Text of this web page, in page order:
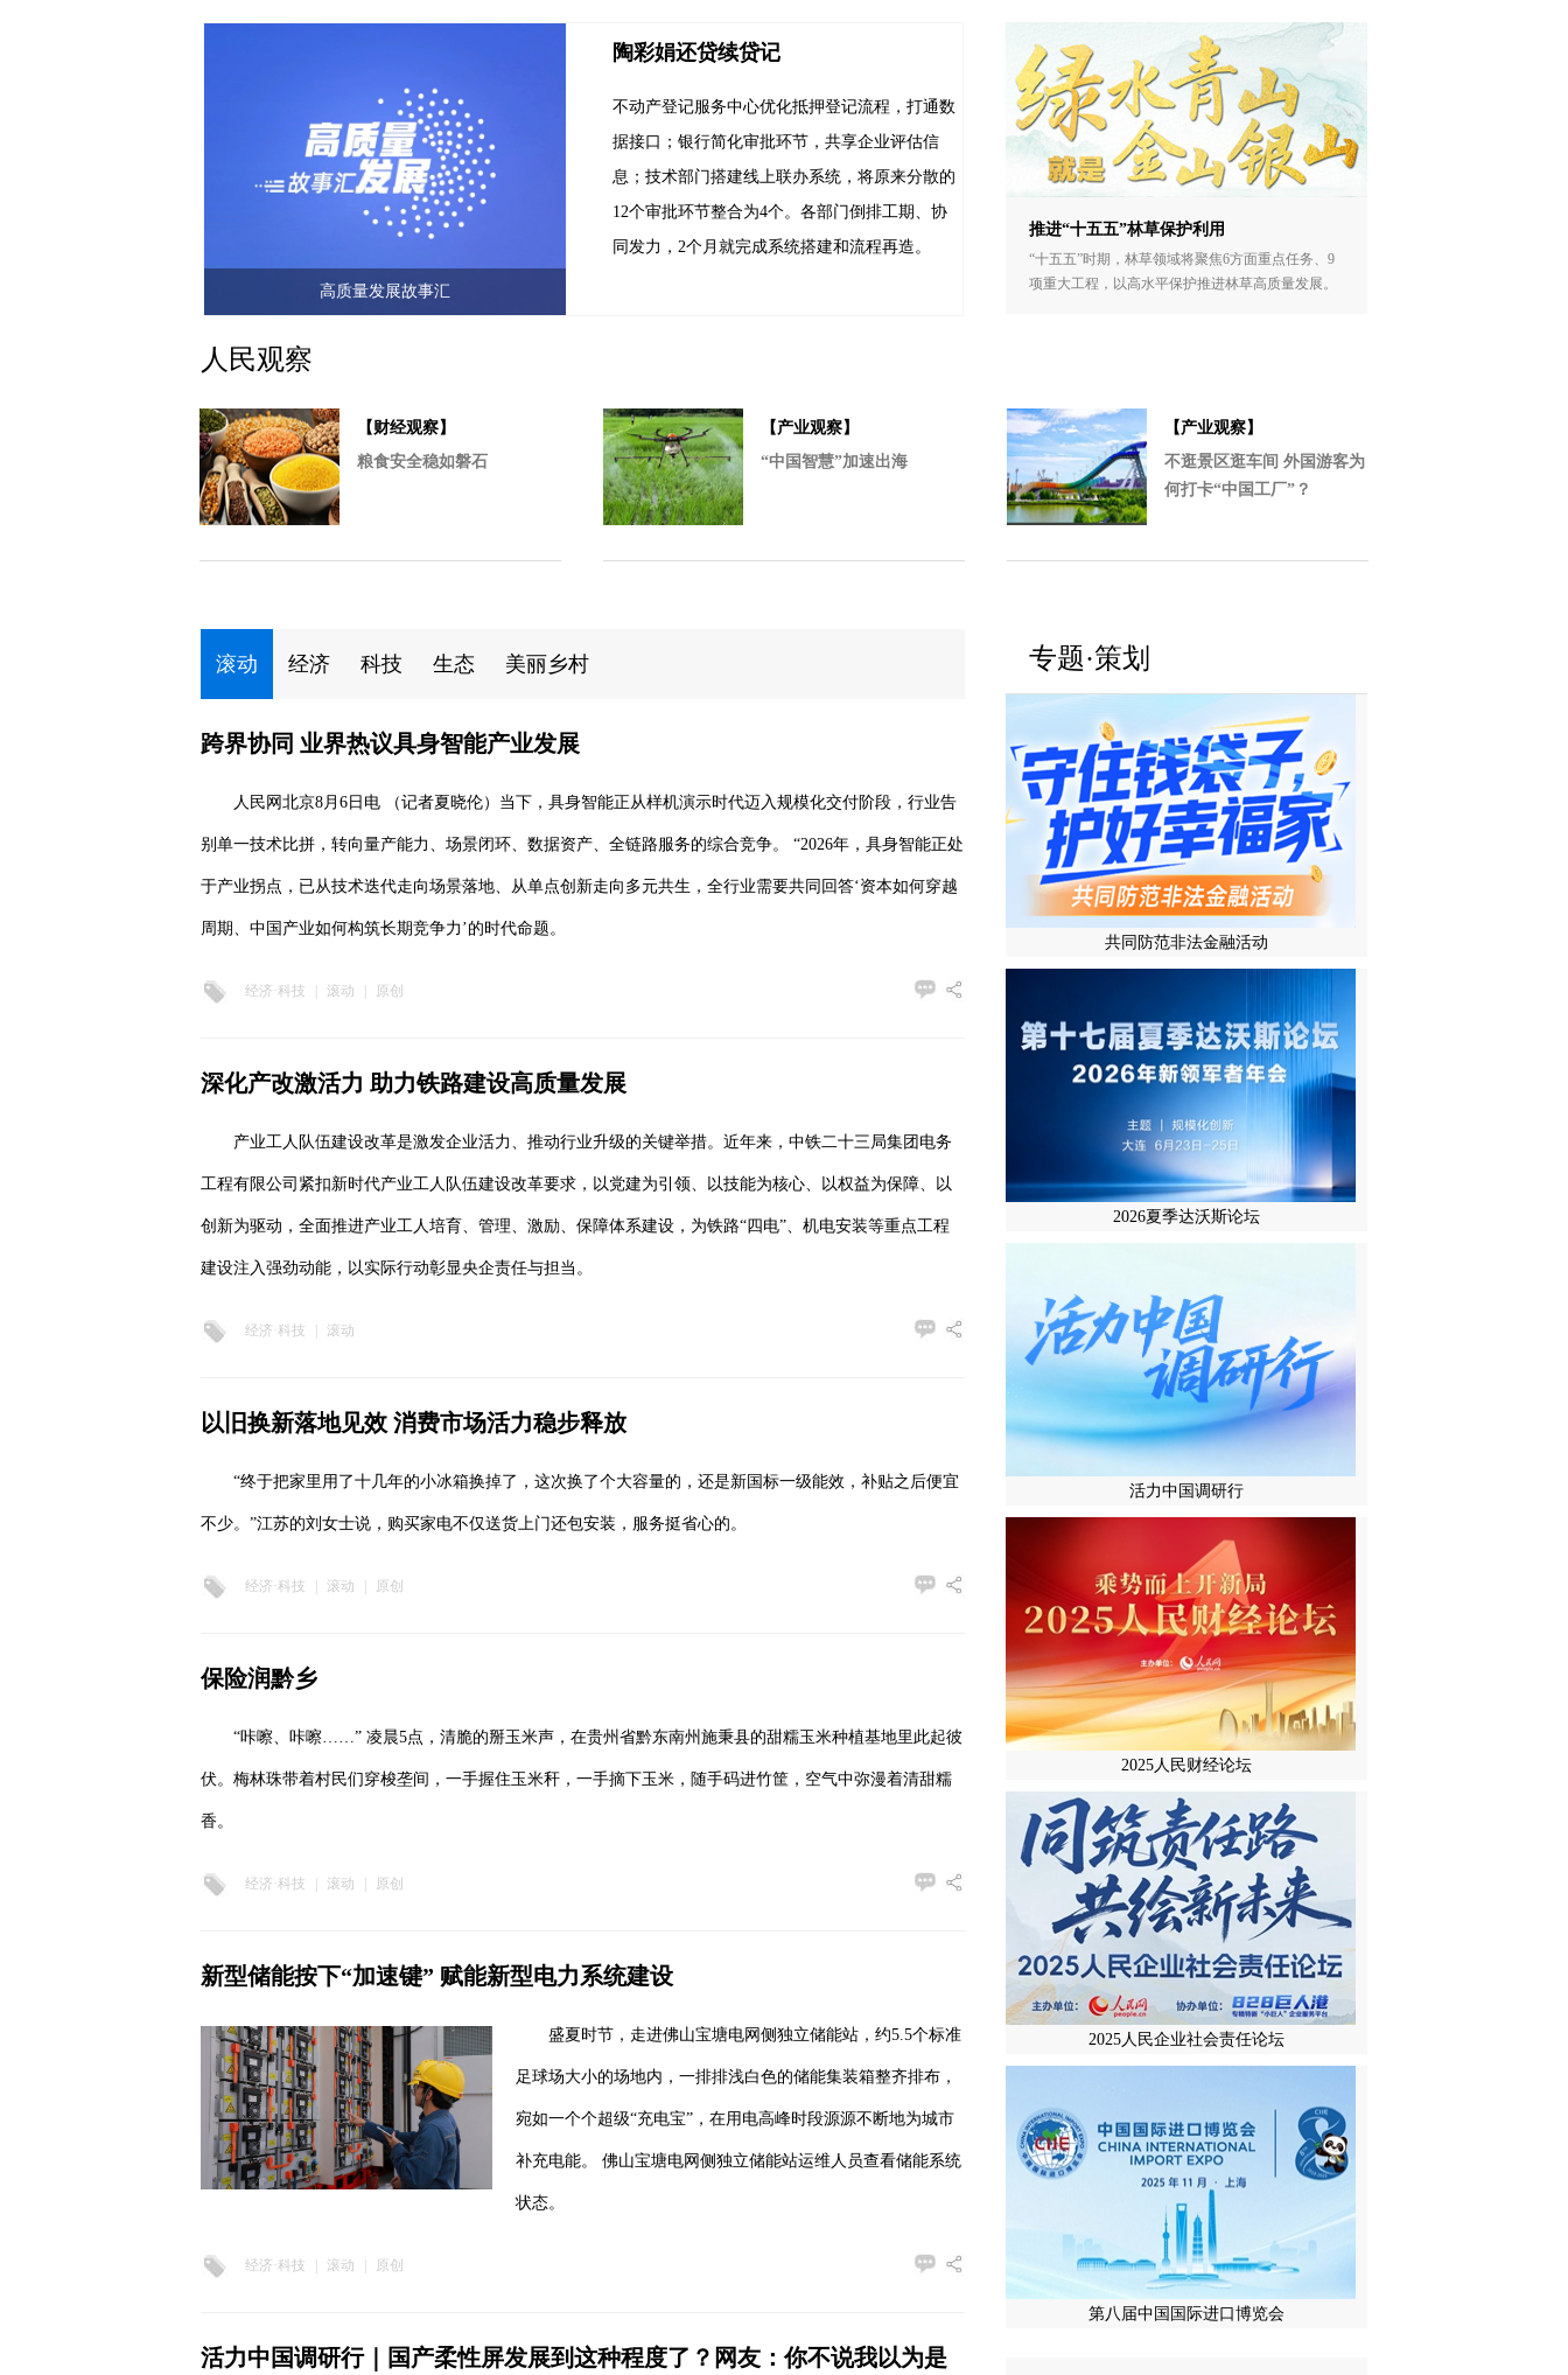
高质量发展故事汇
陶彩娟还贷续贷记
不动产登记服务中心优化抵押登记流程，打通数
据接口；银行简化审批环节，共享企业评估信
息；技术部门搭建线上联办系统，将原来分散的
12个审批环节整合为4个。各部门倒排工期、协
同发力，2个月就完成系统搭建和流程再造。
推进“十五五”林草保护利用
“十五五”时期，林草领域将聚焦6方面重点任务、9
项重大工程，以高水平保护推进林草高质量发展。
人民观察
【财经观察】
粮食安全稳如磐石
【产业观察】
“中国智慧”加速出海
【产业观察】
不逛景区逛车间 外国游客为
何打卡“中国工厂”？
滚动 经济 科技 生态 美丽乡村
跨界协同 业界热议具身智能产业发展
人民网北京8月6日电 （记者夏晓伦）当下，具身智能正从样机演示时代迈入规模化交付阶段，行业告
别单一技术比拼，转向量产能力、场景闭环、数据资产、全链路服务的综合竞争。 “2026年，具身智能正处
于产业拐点，已从技术迭代走向场景落地、从单点创新走向多元共生，全行业需要共同回答‘资本如何穿越
周期、中国产业如何构筑长期竞争力’的时代命题。
经济·科技 滚动 原创
深化产改激活力 助力铁路建设高质量发展
产业工人队伍建设改革是激发企业活力、推动行业升级的关键举措。近年来，中铁二十三局集团电务
工程有限公司紧扣新时代产业工人队伍建设改革要求，以党建为引领、以技能为核心、以权益为保障、以
创新为驱动，全面推进产业工人培育、管理、激励、保障体系建设，为铁路“四电”、机电安装等重点工程
建设注入强劲动能，以实际行动彰显央企责任与担当。
经济·科技 滚动
以旧换新落地见效 消费市场活力稳步释放
“终于把家里用了十几年的小冰箱换掉了，这次换了个大容量的，还是新国标一级能效，补贴之后便宜
不少。”江苏的刘女士说，购买家电不仅送货上门还包安装，服务挺省心的。
经济·科技 滚动 原创
保险润黔乡
“咔嚓、咔嚓……” 凌晨5点，清脆的掰玉米声，在贵州省黔东南州施秉县的甜糯玉米种植基地里此起彼
伏。梅林珠带着村民们穿梭垄间，一手握住玉米秆，一手摘下玉米，随手码进竹筐，空气中弥漫着清甜糯
香。
经济·科技 滚动 原创
新型储能按下“加速键” 赋能新型电力系统建设
盛夏时节，走进佛山宝塘电网侧独立储能站，约5.5个标准
足球场大小的场地内，一排排浅白色的储能集装箱整齐排布，
宛如一个个超级“充电宝”，在用电高峰时段源源不断地为城市
补充电能。 佛山宝塘电网侧独立储能站运维人员查看储能系统
状态。
经济·科技 滚动 原创
活力中国调研行｜国产柔性屏发展到这种程度了？网友：你不说我以为是
专题·策划
共同防范非法金融活动
2026夏季达沃斯论坛
活力中国调研行
2025人民财经论坛
2025人民企业社会责任论坛
第八届中国国际进口博览会